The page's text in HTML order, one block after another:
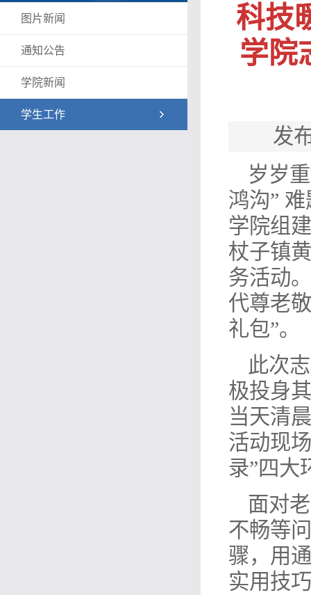
图片新闻
通知公告
学院新闻
学生工作
科技
学院
发
岁岁
鸿沟”
学院组
杖子镇
务活动
代尊老
礼包”。
此次
极投身
当天清
活动现
录”四大
面对
不畅等
骤，用
实用技